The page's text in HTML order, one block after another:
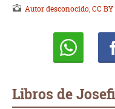
Autor desconocido,CC
Libros de